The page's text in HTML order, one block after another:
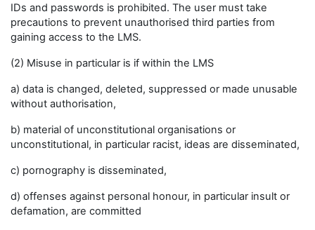
IDs and passwords is prohibited. The user must take
precautions to prevent unauthorised third parties from
gaining access to the LMS.
(2) Misuse in particular is if within the LMS
a) data is changed, deleted, suppressed or made unusable
without authorisation,
b) material of unconstitutional organisations or
unconstitutional, in particular racist, ideas are disseminated,
c) pornography is disseminated,
d) offenses against personal honour, in particular insult or
defamation, are committed